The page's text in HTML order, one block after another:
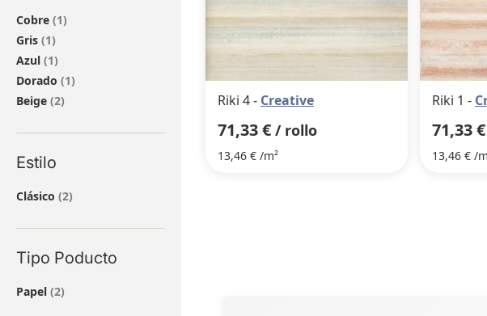
Riki 4 - Creative
71,33 € / rollo
13,46 € /m²
Riki 1 -
71,33 €
13,46 € /
Cobre 1artículo
Gris 1artículo
Azul 1artículo
Dorado 1artículo
Beige 2artículos
Estilo
Clásico 2artículos
Tipo Poducto
Papel 2artículos